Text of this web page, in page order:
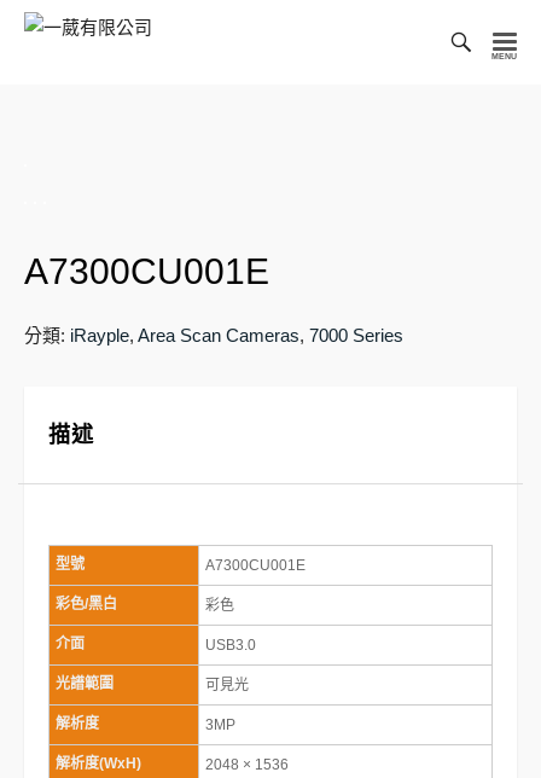
A7300CU001E
分類: iRayple, Area Scan Cameras, 7000 Series
描述
型號 A7300CU001E
彩色/黑白 彩色
介面 USB3.0
光譜範圍 可見光
解析度 3MP
解析度(WxH) 2048 × 1536